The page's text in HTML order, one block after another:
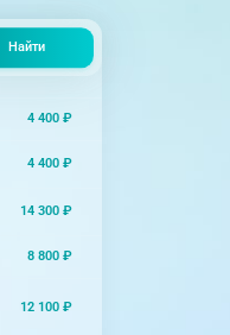
4 400 ₽
4 400 ₽
14 300 ₽
8 800 ₽
12 100 ₽